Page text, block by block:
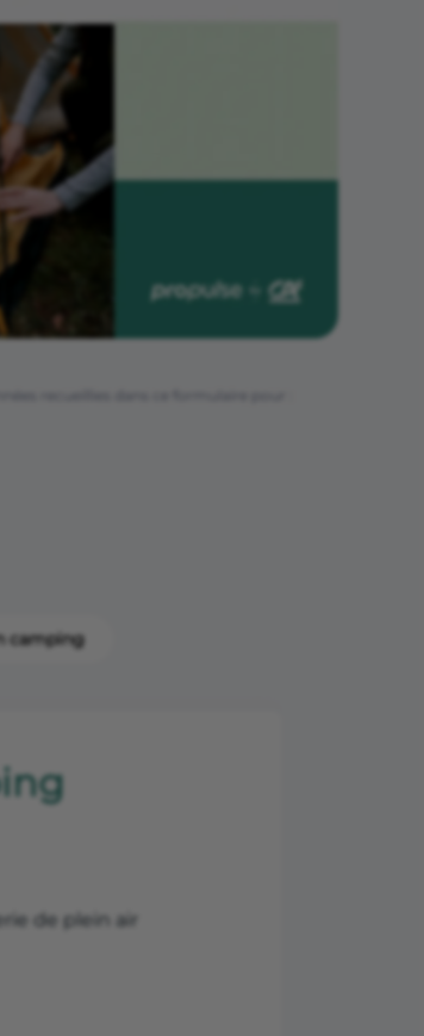
camping
de plein air